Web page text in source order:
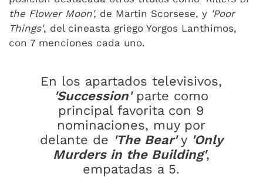
the Flower Moon', de Martin Scorsese, y 'Poor
Things', del cineasta griego Yorgos Lanthimos,
con 7 menciones cada uno.
En los apartados televisivos,
'Succession'parte como
principal favorita con 9
nominaciones, muy por
delante de 'The Bear'y 'Only
Murders in the Building',
empatadas a 5.